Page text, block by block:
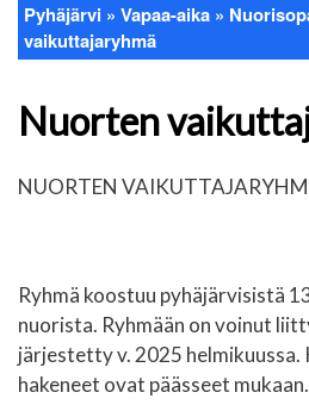
Murupolku
Pyhäjärvi Vapaa-aika
vaikuttajaryhmä
Nuorten
NUORTEN
Ryhmä koostuu pyhäjärvisistä
nuorista. Ryhmään on voinut
järjestetty v. 2025 helmikuussa.
hakeneet ovat päässeet mukaan.